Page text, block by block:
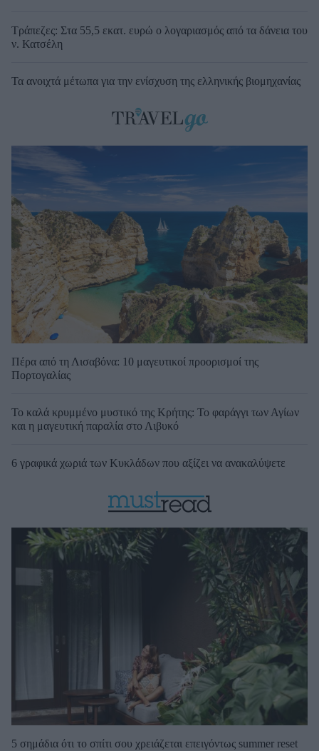
Τράπεζες: Στα 55,5 εκατ. ευρώ ο λογαριασμός από τα δάνεια του
ν. Κατσέλη
Τα ανοιχτά μέτωπα για την ενίσχυση της ελληνικής βιομηχανίας
Πέρα από τη Λισαβόνα: 10 μαγευτικοί προορισμοί της
Πορτογαλίας
Το καλά κρυμμένο μυστικό της Κρήτης: Το φαράγγι των Αγίων
και η μαγευτική παραλία στο Λιβυκό
6 γραφικά χωριά των Κυκλάδων που αξίζει να ανακαλύψετε
5 σημάδια ότι το σπίτι σου χρειάζεται επειγόντως summer reset